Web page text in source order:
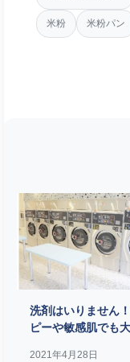
米粉 米粉パン
洗剤はいりません
ピーや敏感肌でも
2021年4月28日